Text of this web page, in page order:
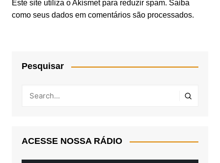
Este site utiliza o Akismet para reduzir spam. Saiba
como seus dados em comentários são processados.
Pesquisar
ACESSE NOSSA RÁDIO